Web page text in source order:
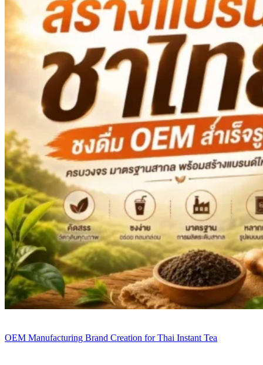
OEM Manufacturing Brand Creation for Thai Instant Tea